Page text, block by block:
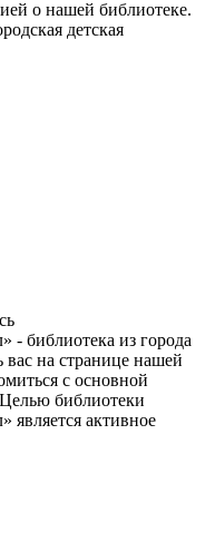
о нашей библиотеке.
детская
- библиотека из города
на странице нашей
с основной
библиотеки
является активное